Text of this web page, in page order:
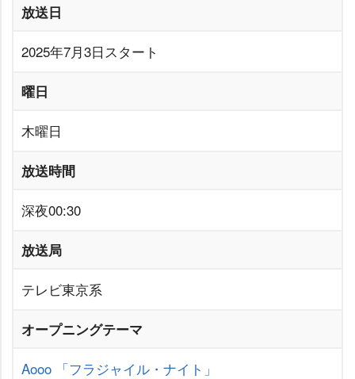
放送日
2025年7月3日スタート
曜日
木曜日
放送時間
深夜00:30
放送局
テレビ東京系
オープニングテーマ
Aooo 「フラジャイル・ナイト」